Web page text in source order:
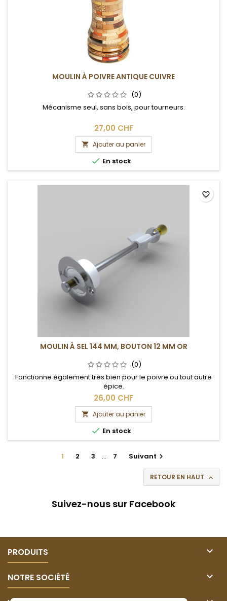
MOULIN À POIVRE ANTIQUE CUIVRE
(0)
Mécanisme seul, sans bois, pour tourneurs.
27,00 CHF
 Ajouter au panier
 En stock
MOULIN À SEL 144 MM, BOUTON 12 MM OR
(0)
Fonctionne également très bien pour le poivre ou tout autre
épice.
26,00 CHF
 Ajouter au panier
 En stock
favorite_border
1 2 3 … 7 Suivant 
RETOUR EN HAUT 
Suivez-nous sur Facebook
PRODUITS 
NOTRE SOCIÉTÉ 